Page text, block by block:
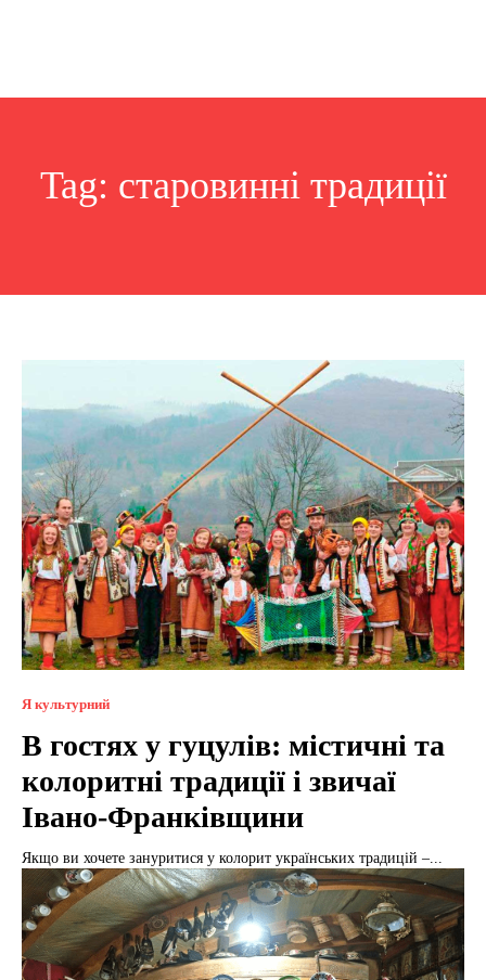
Tag: старовинні традиції
Я культурний
В гостях у гуцулів: містичні та
колоритні традиції і звичаї
Івано-Франківщини
Якщо ви хочете зануритися у колорит українських традицій –...